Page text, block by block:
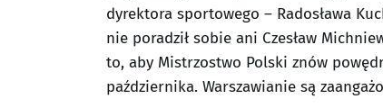
dyrektora sportowego – Radosława
nie poradził sobie ani Czesław
to, aby Mistrzostwo Polski znów
października. Warszawianie są